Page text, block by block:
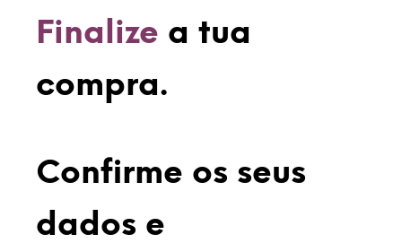
Finalize a tua
compra.
Confirme os seus
dados e